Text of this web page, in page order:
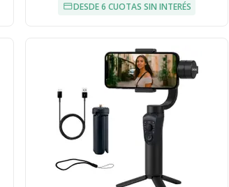
DESDE 6 CUOTAS SIN INTERÉS